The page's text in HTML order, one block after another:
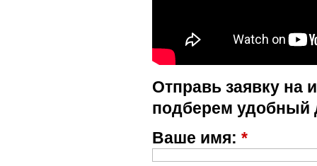
Отправь заявку на
подберем удобный
Ваше имя: *